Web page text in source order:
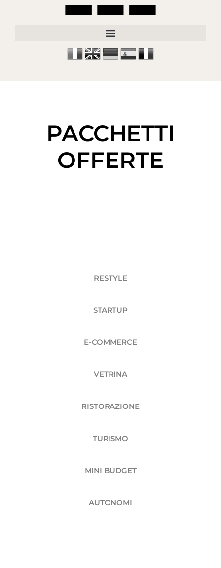
PACCHETTI
OFFERTE
RESTYLE
STARTUP
E-COMMERCE
VETRINA
RISTORAZIONE
TURISMO
MINI BUDGET
AUTONOMI